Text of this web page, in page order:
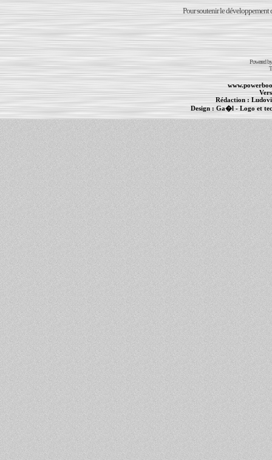
Pour soutenir le développement
Powered
Rédaction :
Design :Ga�l- Logo et
PowerBook